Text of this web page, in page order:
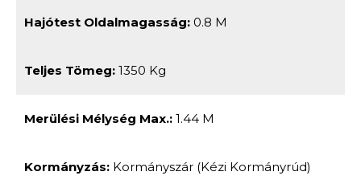
Hajótest Oldalmagasság: 0.8 M
Teljes Tömeg: 1350 Kg
Merülési Mélység Max.: 1.44 M
Kormányzás: Kormányszár (kézi Kormányrúd)